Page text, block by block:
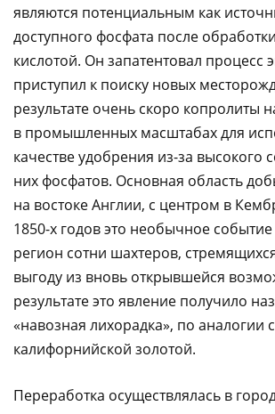
являются потенциальным как
доступного фосфата после
кислотой. Он запатентовал процесс
приступил к поиску новых
результате очень скоро копролиты
в промышленных масштабах для
качестве удобрения из-за высокого
них фосфатов. Основная область
на востоке Англии, с центром в
1850-х годов это необычное
регион сотни шахтеров,
выгоду из вновь открывшейся
результате это явление получило
«навозная лихорадка», по аналогии с
калифорнийской золотой.
Переработка осуществлялась в